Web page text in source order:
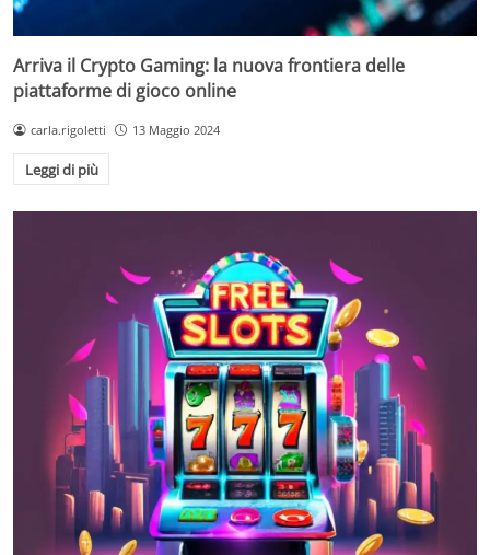
Arriva il Crypto Gaming: la nuova frontiera delle
piattaforme di gioco online
carla.rigoletti 13 Maggio 2024
Leggi di più